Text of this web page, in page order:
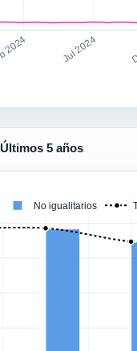
Jul 2024
5 años
No igualitarios